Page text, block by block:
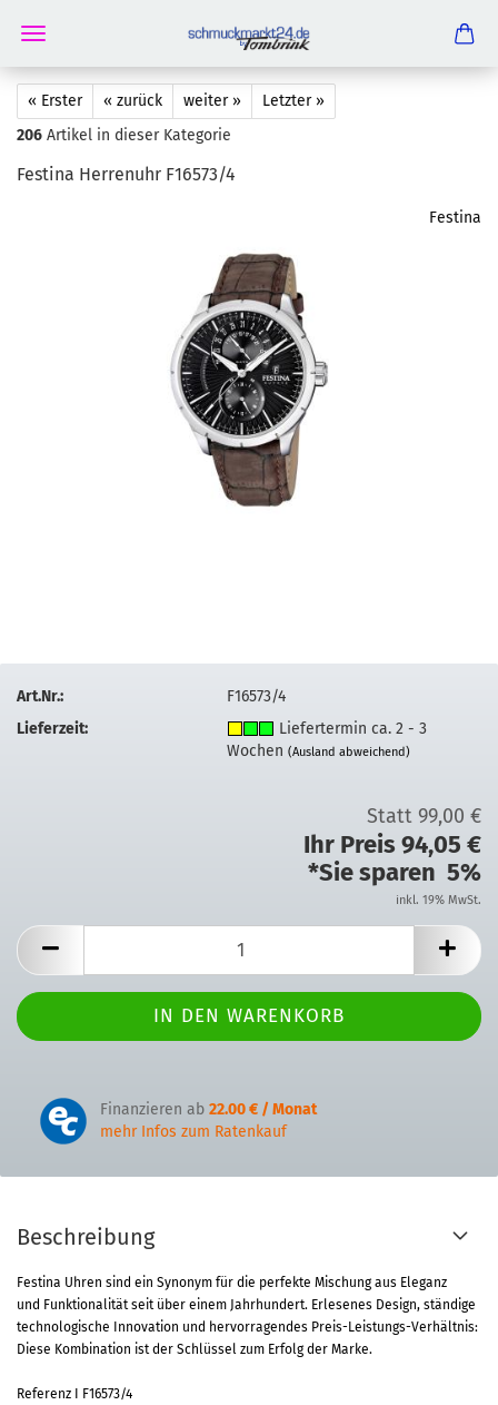
« Erster « zurück weiter »
Letzter »
206 Artikel in dieser Kategorie
Festi­na Her­ren­uhr F16573/4
Festina
Art.Nr.:
F16573/4
Lieferzeit:
Liefertermin ca. 2 - 3
Wochen(Ausland abweichend)
Statt 99,00 €
Ihr Preis 94,05 €
*Sie sparen 5%
inkl. 19% MwSt.
Finanzieren ab 22.00 € / Monat
mehr Infos zum Ratenkauf
Beschreibung
Festina Uhren sind ein Synonym für die perfekte Mischung aus Eleganz
und Funktionalität seit über einem Jahrhundert. Erlesenes Design, ständige
technologische Innovation und hervorragendes Preis-Leistungs-Verhältnis:
Diese Kombination ist der Schlüssel zum Erfolg der Marke.
Referenz I F16573/4